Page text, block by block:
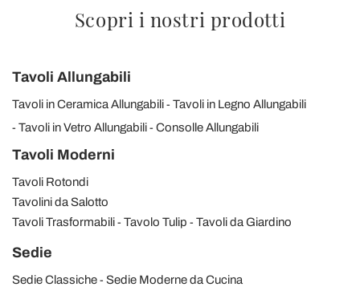
Scopri i nostri prodotti
Tavoli Allungabili
Tavoli in Ceramica Allungabili
Tavoli in Legno Allungabili
Tavoli in Vetro Allungabili
Consolle Allungabili
Tavoli Moderni
Tavoli Rotondi
Tavolini da Salotto
Tavoli Trasformabili
Tavolo Tulip Tavoli da Giardino
Sedie
Sedie Classiche
Sedie Moderne da Cucina